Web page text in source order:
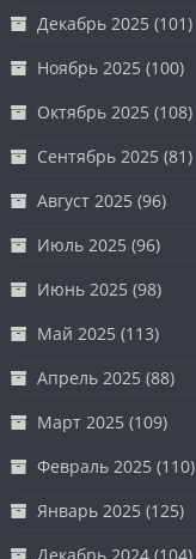
Декабрь 2025 (101)
Ноябрь 2025 (100)
Октябрь 2025 (108)
Сентябрь 2025 (81)
Август 2025 (96)
Июль 2025 (96)
Июнь 2025 (98)
Май 2025 (113)
Апрель 2025 (88)
Март 2025 (109)
Февраль 2025 (110)
Январь 2025 (125)
Декабрь 2024 (104)